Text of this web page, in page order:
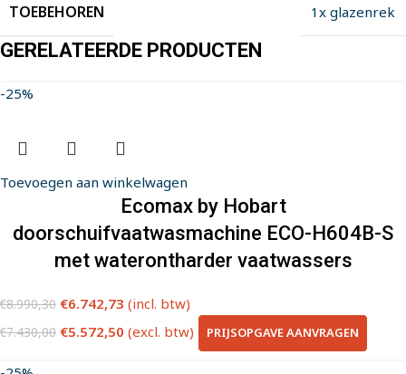
TOEBEHOREN 1x glazenrek
GERELATEERDE PRODUCTEN
-25%
Toevoegen aan winkelwagen
Ecomax by Hobart
doorschuifvaatwasmachine ECO-H604B-S
met waterontharder vaatwassers
€8.990,30 €6.742,73 (incl. btw)
€7.430,00 €5.572,50 (excl. btw) PRIJSOPGAVE AANVRAGEN